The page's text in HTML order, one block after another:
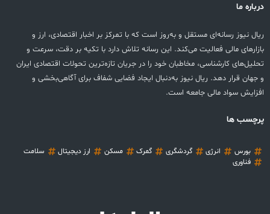
درباره ما
ریال نیوز رسانه‌ای مستقل و به‌روز است که با تمرکز بر اخبار اقتصادی، ارز و
بازارهای مالی فعالیت می‌کند. این رسانه تلاش دارد با تکیه بر دقت، سرعت و
تحلیل‌های کارشناسی، مخاطبان خود را در جریان تازه‌ترین تحولات اقتصادی ایران
و جهان قرار دهد. ریال نیوز به‌دنبال ایجاد فضایی شفاف برای آگاهی‌بخشی و
افزایش سواد مالی جامعه است.
پرچسب ها
بورس انرژی گردشگری گمرک مسکن ارز دیجیتال
سلامت
فناوری